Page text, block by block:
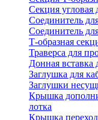
Секция угловая
Соединитель
Соединитель
Т-образная
Траверса для
Донная вставка
Заглушка для
Заглушки
Крышка
лотка
Крышка